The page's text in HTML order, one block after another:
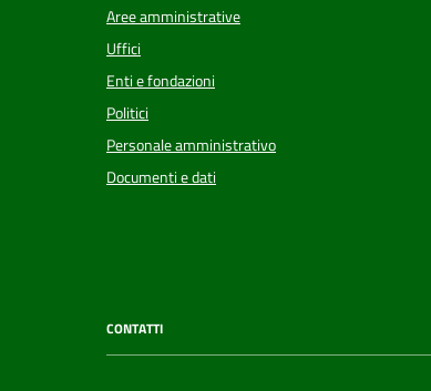
Aree amministrative
Uffici
Enti e fondazioni
Politici
Personale amministrativo
Documenti e dati
CONTATTI